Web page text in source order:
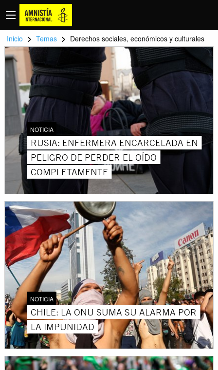
Inicio > Temas > Derechos sociales, económicos y culturales
NOTICIA
RUSIA: ENFERMERA ENCARCELADA EN
PELIGRO DE PERDER EL OÍDO
COMPLETAMENTE
NOTICIA
CHILE: LA ONU SUMA SU ALARMA POR
LA IMPUNIDAD